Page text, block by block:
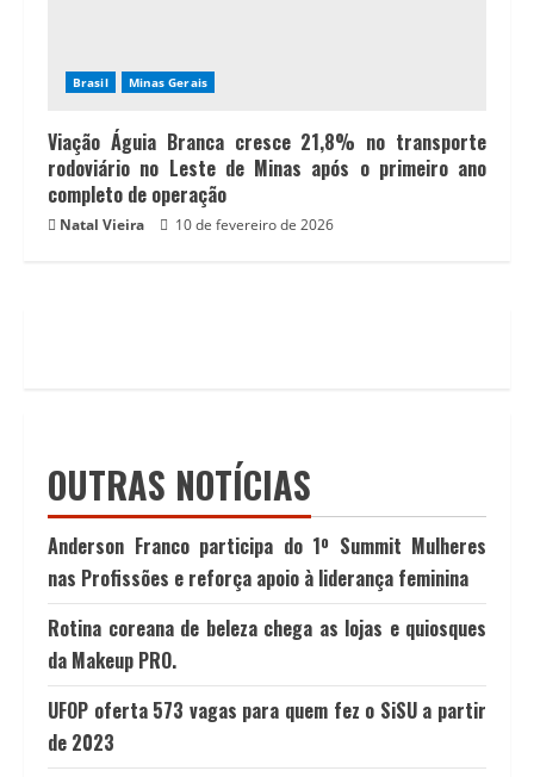
Brasil Minas Gerais
Viação Águia Branca cresce 21,8% no transporte
rodoviário no Leste de Minas após o primeiro ano
completo de operação
Natal Vieira 10 de fevereiro de 2026
OUTRAS NOTÍCIAS
Anderson Franco participa do 1º Summit Mulheres
nas Profissões e reforça apoio à liderança feminina
Rotina coreana de beleza chega as lojas e quiosques
da Makeup PRO.
UFOP oferta 573 vagas para quem fez o SiSU a partir
de 2023